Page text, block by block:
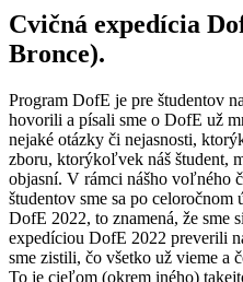
Cvičná expedícia
Bronce).
Program DofE je pre študentov
hovorili a písali sme o DofE už
nejaké otázky či nejasnosti,
zboru, ktorýkoľvek náš študent,
objasní. V rámci nášho voľného
študentov sme sa po
DofE 2022, to znamená, že sme
expedíciou DofE 2022 preverili
sme zistili, čo všetko už vieme a
To je cieľom (okrem iného)